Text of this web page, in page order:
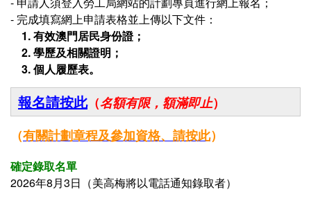
- 完成填寫網上申請表格並上傳以下文件：
1. 有效澳門居民身份證；
2.學歷及相關證明；
3. 個人履歷表。
報名請按此（名額有限，額滿即止）
（有關計劃章程及參加資格、 請按此）
確定錄取名單
2026年8月3日（美高梅將以電話通知錄取者）